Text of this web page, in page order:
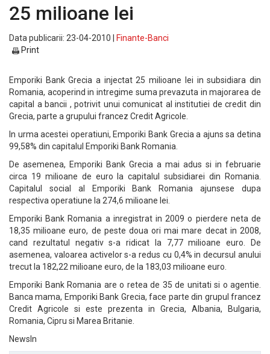
25 milioane lei
Data publicarii: 23-04-2010 |
Finante-Banci
Print
Emporiki Bank Grecia a injectat 25 milioane lei in subsidiara din
Romania, acoperind in intregime suma prevazuta in majorarea de
capital a bancii , potrivit unui comunicat al institutiei de credit din
Grecia, parte a grupului francez Credit Agricole.
In urma acestei operatiuni, Emporiki Bank Grecia a ajuns sa detina
99,58% din capitalul Emporiki Bank Romania.
De asemenea, Emporiki Bank Grecia a mai adus si in februarie
circa 19 milioane de euro la capitalul subsidiarei din Romania.
Capitalul social al Emporiki Bank Romania ajunsese dupa
respectiva operatiune la 274,6 milioane lei.
Emporiki Bank Romania a inregistrat in 2009 o pierdere neta de
18,35 milioane euro, de peste doua ori mai mare decat in 2008,
cand rezultatul negativ s-a ridicat la 7,77 milioane euro. De
asemenea, valoarea activelor s-a redus cu 0,4% in decursul anului
trecut la 182,22 milioane euro, de la 183,03 milioane euro.
Emporiki Bank Romania are o retea de 35 de unitati si o agentie.
Banca mama, Emporiki Bank Grecia, face parte din grupul francez
Credit Agricole si este prezenta in Grecia, Albania, Bulgaria,
Romania, Cipru si Marea Britanie.
NewsIn